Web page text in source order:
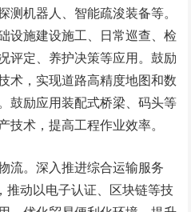
机器人、智能疏浚装备等。
设施建设施工、日常巡查、检
评定、养护决策等应用。鼓励
术，实现道路高精度地图和数
鼓励应用装配式桥梁、码头等
术，提高工程作业效率。
流。深入推进综合运输服务
推动以电子认证、区块链等技